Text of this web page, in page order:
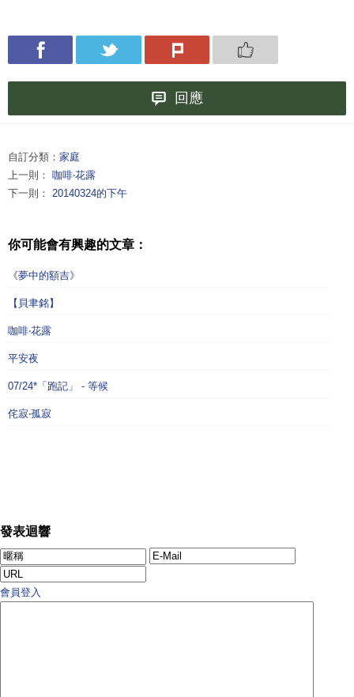
回應
自訂分類： 家庭
上一則： 咖啡‧花露
下一則： 20140324的下午
你可能會有興趣的文章：
《夢中的額吉》
【貝聿銘】
咖啡‧花露
平安夜
07/24*「跑記」 - 等候
侘寂‧孤寂
發表迴響
會員登入